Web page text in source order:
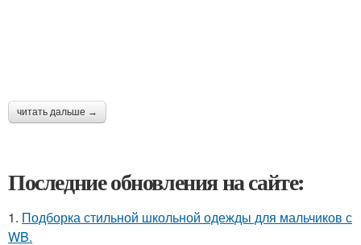
читать дальше →
Последние обновления на сайте:
1. Подборка стильной школьной одежды для мальчиков с
WB.